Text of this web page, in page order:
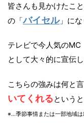
皆さんも見かけたこ
の「バイセル」にな
テレビで今人気の
として大々的に宣伝し
こちらの強みは何と
いてくれるという
※…季節事情または一部地域